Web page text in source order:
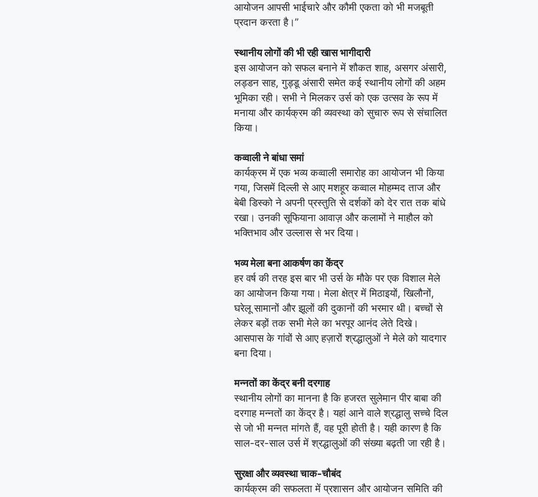
आयोजन आपसी भाईचारे और कौमी एकता को भी मजबूती
प्रदान करता है।”
स्थानीय लोगों की भी रही खास भागीदारी
इस आयोजन को सफल बनाने में शौकत शाह, असगर अंसारी,
लड्डन साह, गुड्डू अंसारी समेत कई स्थानीय लोगों की अहम
भूमिका रही। सभी ने मिलकर उर्स को एक उत्सव के रूप में
मनाया और कार्यक्रम की व्यवस्था को सुचारु रूप से संचालित
किया।
कव्वाली ने बांधा समां
कार्यक्रम में एक भव्य कव्वाली समारोह का आयोजन भी किया
गया, जिसमें दिल्ली से आए मशहूर कव्वाल मोहम्मद ताज और
बेबी डिस्को ने अपनी प्रस्तुति से दर्शकों को देर रात तक बांधे
रखा। उनकी सूफियाना आवाज़ और कलामों ने माहौल को
भक्तिभाव और उल्लास से भर दिया।
भव्य मेला बना आकर्षण का केंद्र
हर वर्ष की तरह इस बार भी उर्स के मौके पर एक विशाल मेले
का आयोजन किया गया। मेला क्षेत्र में मिठाइयों, खिलौनों,
घरेलू सामानों और झूलों की दुकानों की भरमार थी। बच्चों से
लेकर बड़ों तक सभी मेले का भरपूर आनंद लेते दिखे।
आसपास के गांवों से आए हज़ारों श्रद्धालुओं ने मेले को यादगार
बना दिया।
मन्नतों का केंद्र बनी दरगाह
स्थानीय लोगों का मानना है कि हजरत सुलेमान पीर बाबा की
दरगाह मन्नतों का केंद्र है। यहां आने वाले श्रद्धालु सच्चे दिल
से जो भी मन्नत मांगते हैं, वह पूरी होती है। यही कारण है कि
साल-दर-साल उर्स में श्रद्धालुओं की संख्या बढ़ती जा रही है।
सुरक्षा और व्यवस्था चाक-चौबंद
कार्यक्रम की सफलता में प्रशासन और आयोजन समिति की